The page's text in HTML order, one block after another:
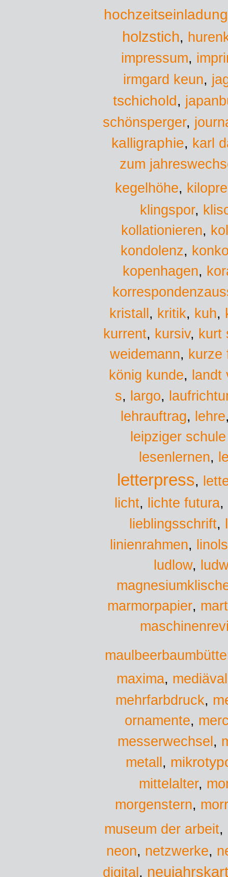
holzstich,
impressum,
irmgard keun,
tschichold,
schönsperger,
kalligraphie, karl
zum
kegelhöhe,
klingspor,
kollationieren,
kondolenz,
kopenhagen,
kristall, kritik, kuh,
kurrent, kursiv, kurt
weidemann, kurze
könig kunde, landt
s, largo,
lehrauftrag, lehre
leipziger
lesenlernen,
letterpress,
licht, lichte futura,
lieblingsschrift,
linienrahmen,
ludlow,
marmorpapier,
maxima,
mehrfarbdruck,
ornamente,
messerwechsel ,
metall ,
mittelalter,
morgenstern,
museum der arbeit,
neon, netzwerke,
digital ,